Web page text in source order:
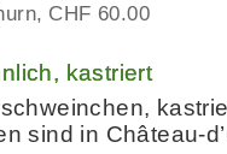
CHF 60.00
kastriert
sind in Château-